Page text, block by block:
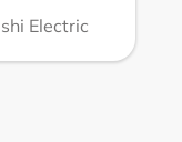
Electric